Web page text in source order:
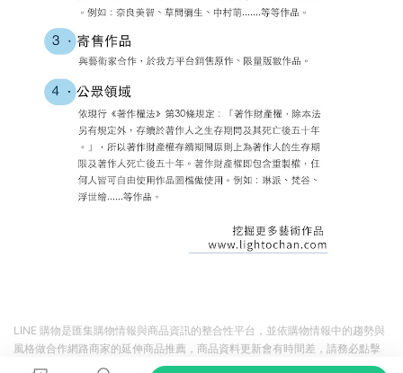
LINE 購物是匯集購物情報與商品資訊的整合性平台，並依購物情報中的趨勢與
風格做合作網路商家的延伸商品推薦，商品資料更新會有時間差，請務必點擊
商品至各合作網路商家，確認現售價與購物條件，一切資訊以合作廠商網頁為